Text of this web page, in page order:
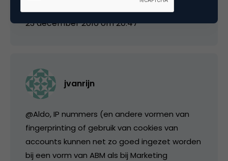
23 december 2016 om 20:47
jvanrijn
@Aldo, IP nummers (en andere vormen van
fingerprinting of gebruik van cookies van
accounts kunnen net zo goed ingezet worden
bij een vorm van ABM als bij Marketing